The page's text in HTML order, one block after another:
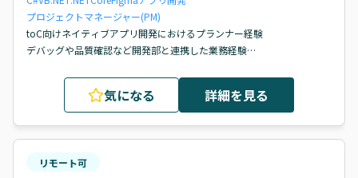
プロジェクトマネージャー(PM)
toC向けネイティブアプリ開発におけるプランナー経験
デバッグや品質確認など開発部と連携した業務経験
気になる 詳細を見る
リモート可